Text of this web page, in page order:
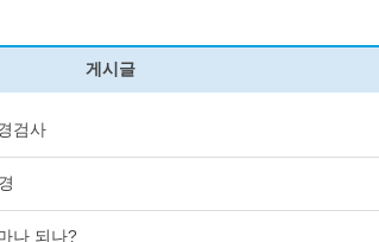
게시글
검사
나 되나?